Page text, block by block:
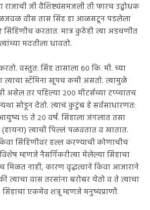
राजाची जी वैशिष्ट्यंसमजली ती फारच उद्बोधक
वीस तास सिंह हा आळसटून पडलेला
करतात. मात्र कुठेही त्या अडचणीत
मदतीला धावतो.
वस्तुत: सिंह तासाला ६० कि. मी. च्या
स्टॅमिना खूपच कमी असतो. त्यामुळे
असेल तर पहिल्या २०० मीटर्सच्या टप्प्यातच
सोडून देतो. त्याचं कुटुंब हे सर्वसाधारणत:
१५ ते २० वर्षं. सिंहाला जंगलात तसा
(हायना) त्याची पिल्लं पळवतात व खातात.
सिंहिणीवर हल्लकरण्याची कोणाचीच
म्हणजे नैसर्गिकरीत्या मेलेल्या सिंहाचा
मिळत नाही, कारण वृद्धत्वाने किंवा आजाराने
त्याचा वास तरसांना बरोबर येतो व ते त्याचा
एकमेव शत्रू म्हणजे मनुष्यप्राणी.